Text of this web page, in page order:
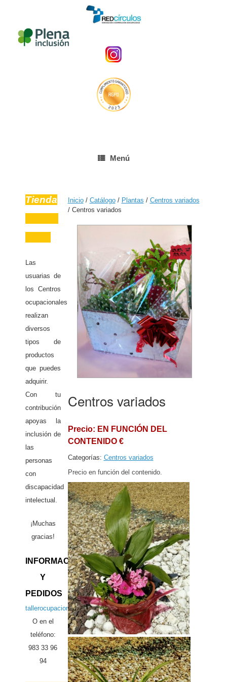
Menú
Tienda
Las
usuarias de
los Centros
ocupacionales
realizan
diversos
tipos de
productos
que puedes
adquirir.
Con tu
contribución
apoyas la
inclusión de
las
personas
con
discapacidad
intelectual.
¡Muchas
gracias!
INFORMACIÓN
Y
PEDIDOS
tallerocupacional15@centropadrezegri.es
O en el
teléfono:
983 33 96
94
Inicio/ Catálogo/ Plantas / Centros variados
/ Centros variados
Centros variados
Precio: EN FUNCIÓN DEL
CONTENIDO €
Categorías: Centros variados
Precio en función del contenido.